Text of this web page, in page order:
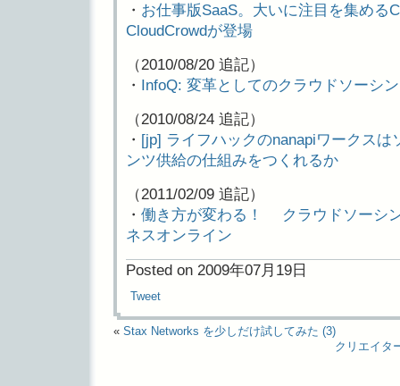
・ お仕事版SaaS。大いに注目を集める
CloudCrowdが登場
（2010/08/20 追記）
・ InfoQ: 変革としてのクラウドソーシ
（2010/08/24 追記）
・ [jp] ライフハックのnanapiワークス
ンツ供給の仕組みをつくれるか
（2011/02/09 追記）
・ 働き方が変わる！ クラウドソーシ
ネスオンライン
Posted on 2009年07月19日
Tweet
« Stax Networks を少しだけ試してみた (3)
クリエイタ